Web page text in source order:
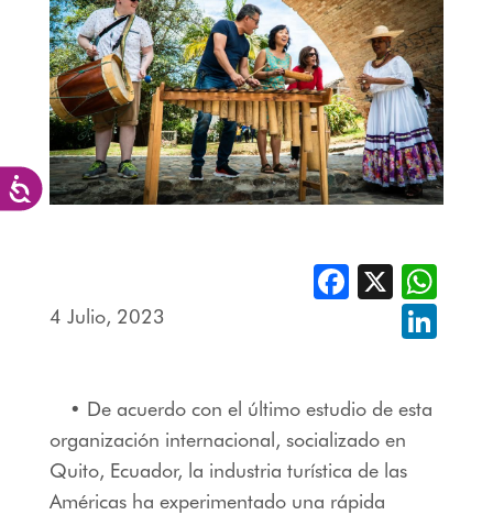
Accesibilidad
4 Julio, 2023
Facebook
X
• De acuerdo con el último estudio de esta
organización internacional, socializado en
Quito, Ecuador, la industria turística de las
Américas ha experimentado una rápida